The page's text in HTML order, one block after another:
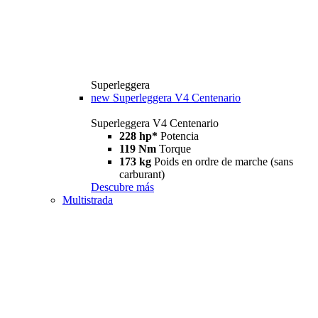
Superleggera
new Superleggera V4 Centenario
Superleggera V4 Centenario
228 hp* Potencia
119 Nm Torque
173 kg Poids en ordre de marche (sans
carburant)
Descubre más
Multistrada